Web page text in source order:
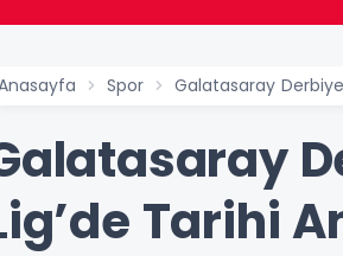
Spor Galatasaray
Tarihi